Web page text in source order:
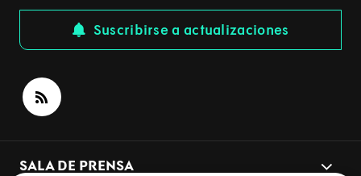
Suscribirse a actualizaciones
SALA DE PRENSA